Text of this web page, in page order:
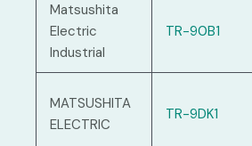
Matsushita
Electric
Industrial
TR-90B1
MATSUSHITA
ELECTRIC
TR-9DK1